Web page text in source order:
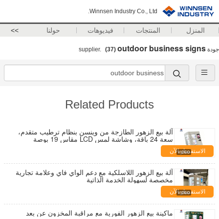
Winnsen Industry Co., Ltd.
المنزل المنتجات فيديوهات حولنا >>
جودة outdoor business signs
(37)
Related Products
آلة بيع الزهور الطازجة من وينسن بنظام ترطيب متقدم،
سعة 24 باقة، وشاشة لمس LCD مقاس 19 بوصة
الاستفسار الآن
آلة بيع الزهور اللاسلكية مع دعم الواي فاي وعلامة تجارية
مخصصة لسهولة الخدمة الذاتية
الاستفسار الآن
ماكينة بيع الزهور الفورية مع مراقبة المخزون عن بعد